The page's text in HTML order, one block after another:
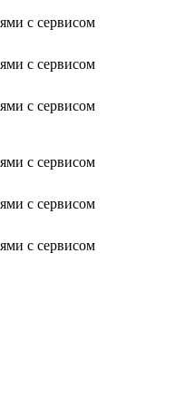
с сервисом
с сервисом
с сервисом
с сервисом
с сервисом
с сервисом